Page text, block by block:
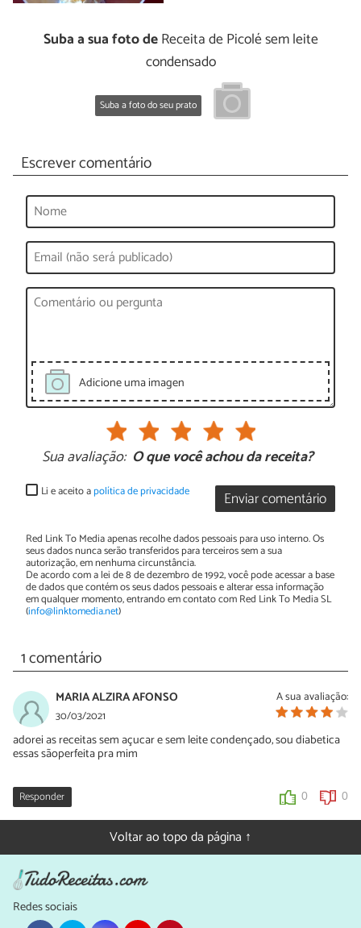
Suba a sua foto deReceita de Picolé sem leite
condensado
Suba a foto do seu prato
Escrever comentário
Adicione uma imagen
Sua avaliação: O que você achou da receita?
Enviar comentário
Li e aceito apolítica de privacidade
Red Link To Media apenas recolhe dados pessoais para uso interno. Os
seus dados nunca serão transferidos para terceiros sem a sua
autorização, em nenhuma circunstância.
De acordo com a lei de 8 de dezembro de 1992, você pode acessar a base
de dados que contém os seus dados pessoais e alterar essa informação
em qualquer momento, entrando em contato com Red Link To Media SL
(info@linktomedia.net)
1 comentário
A sua avaliação:
MARIA ALZIRA AFONSO
30/03/2021
adorei as receitas sem açucar e sem leite condençado, sou diabetica
essas sãoperfeita pra mim
Responder 0 0
Voltar ao topo da página ↑
Redes sociais